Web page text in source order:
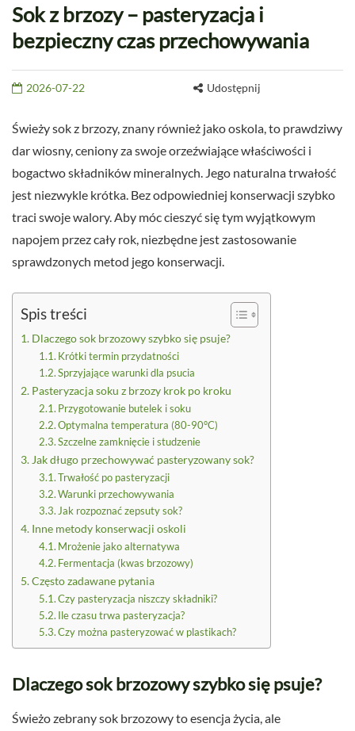
Sok z brzozy – pasteryzacja i
bezpieczny czas przechowywania
2026-07-22 Udostępnij
Świeży sok z brzozy, znany również jako oskola, to prawdziwy
dar wiosny, ceniony za swoje orzeźwiające właściwości i
bogactwo składników mineralnych. Jego naturalna trwałość
jest niezwykle krótka. Bez odpowiedniej konserwacji szybko
traci swoje walory. Aby móc cieszyć się tym wyjątkowym
napojem przez cały rok, niezbędne jest zastosowanie
sprawdzonych metod jego konserwacji.
Spis treści
Dlaczego sok brzozowy szybko się psuje?
Krótki termin przydatności
Sprzyjające warunki dla psucia
Pasteryzacja soku z brzozy krok po kroku
Przygotowanie butelek i soku
Optymalna temperatura (80-90°C)
Szczelne zamknięcie i studzenie
Jak długo przechowywać pasteryzowany sok?
Trwałość po pasteryzacji
Warunki przechowywania
Jak rozpoznać zepsuty sok?
Inne metody konserwacji oskoli
Mrożenie jako alternatywa
Fermentacja (kwas brzozowy)
Często zadawane pytania
Czy pasteryzacja niszczy składniki?
Ile czasu trwa pasteryzacja?
Czy można pasteryzować w plastikach?
Dlaczego sok brzozowy szybko się psuje?
Świeżo zebrany sok brzozowy to esencja życia, ale